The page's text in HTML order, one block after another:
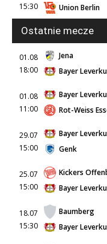
15:30
Union Berlin
Ostatnie mecze
01.08
18:00
Jena
Bayer
01.08
11:00
Bayer
Rot-Weiss
29.07
15:00
Bayer
Genk
25.07
15:00
Kickers
Bayer
18.07
15:30
Baumberg
Bayer